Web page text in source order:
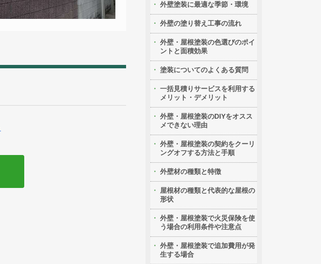
外壁塗装に最適な季節・環境
外壁の塗り替え工事の流れ
外壁・屋根塗装の色選びのポイ
ントと面積効果
塗装についてのよくある質問
一括見積りサービスを利用する
メリット・デメリット
外壁・屋根塗装のDIYをオスス
メできない理由
外壁・屋根塗装の契約をクーリ
ングオフする方法と手順
外壁材の種類と特徴
屋根材の種類と代表的な屋根の
形状
外壁・屋根塗装で火災保険を使
う場合の利用条件や注意点
外壁・屋根塗装で追加費用が発
生する場合